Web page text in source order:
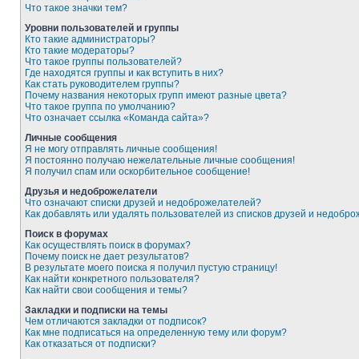
Что такое значки тем?
Уровни пользователей и группы
Кто такие администраторы?
Кто такие модераторы?
Что такое группы пользователей?
Где находятся группы и как вступить в них?
Как стать руководителем группы?
Почему названия некоторых групп имеют разные цвета?
Что такое группа по умолчанию?
Что означает ссылка «Команда сайта»?
Личные сообщения
Я не могу отправлять личные сообщения!
Я постоянно получаю нежелательные личные сообщения!
Я получил спам или оскорбительное сообщение!
Друзья и недоброжелатели
Что означают списки друзей и недоброжелателей?
Как добавлять или удалять пользователей из списков друзей и
Поиск в форумах
Как осуществлять поиск в форумах?
Почему поиск не дает результатов?
В результате моего поиска я получил пустую страницу!
Как найти конкретного пользователя?
Как найти свои сообщения и темы?
Закладки и подписки на темы
Чем отличаются закладки от подписок?
Как мне подписаться на определенную тему или форум?
Как отказаться от подписки?